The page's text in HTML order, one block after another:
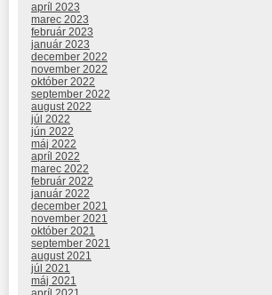
apríl 2023
marec 2023
február 2023
január 2023
december 2022
november 2022
október 2022
september 2022
august 2022
júl 2022
jún 2022
máj 2022
apríl 2022
marec 2022
február 2022
január 2022
december 2021
november 2021
október 2021
september 2021
august 2021
júl 2021
máj 2021